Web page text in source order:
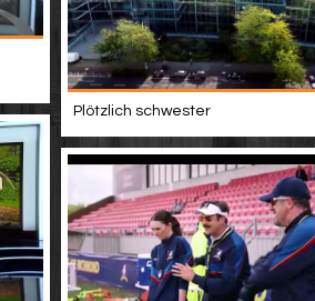
Plötzlich schwester